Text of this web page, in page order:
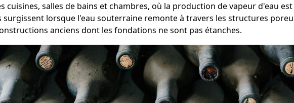
cuisines, salles de bains et chambres, où la production de vapeur d'eau
surgissent lorsque l'eau souterraine remonte à travers les structures
anciens dont les fondations ne sont pas étanches.